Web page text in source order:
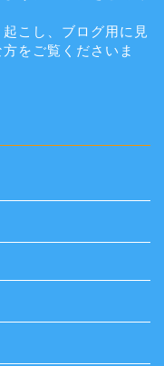
こし、ブログ用に見
をご覧くださいま